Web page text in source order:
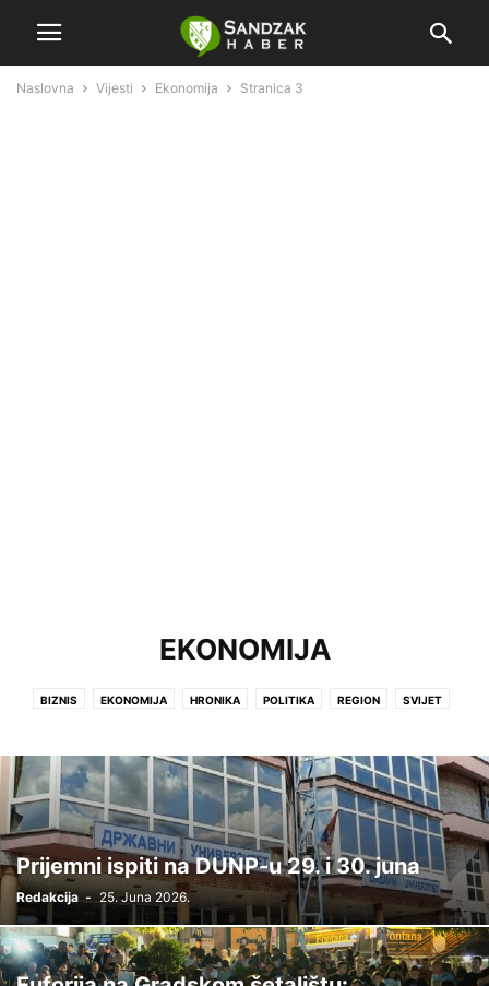
Naslovna Vijesti Ekonomija Stranica 3
EKONOMIJA
BIZNIS EKONOMIJA HRONIKA POLITIKA REGION SVIJET
Prijemni ispiti na DUNP-u 29. i 30. juna
Redakcija - 25. Juna 2026.